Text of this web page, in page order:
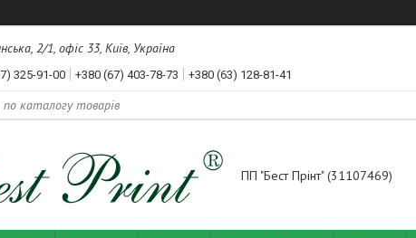
2/1, офіс 33, Київ, Україна
325-91-00 +380 (67) 403-78-73 +380 (63) 128-81-41
ПП "Бест Прінт" (31107469)